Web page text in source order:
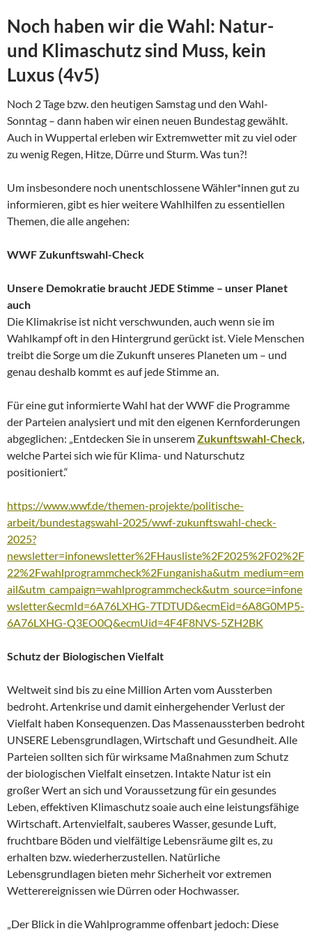
Noch haben wir die Wahl: Natur-
und Klimaschutz sind Muss, kein
Luxus (4v5)
Noch 2 Tage bzw. den heutigen Samstag und den Wahl-
Sonntag – dann haben wir einen neuen Bundestag gewählt.
Auch in Wuppertal erleben wir Extremwetter mit zu viel oder
zu wenig Regen, Hitze, Dürre und Sturm. Was tun?!
Um insbesondere noch unentschlossene Wähler*innen gut zu
informieren, gibt es hier weitere Wahlhilfen zu essentiellen
Themen, die alle angehen:
WWF Zukunftswahl-Check
Unsere Demokratie braucht JEDE Stimme – unser Planet
auch
Die Klimakrise ist nicht verschwunden, auch wenn sie im
Wahlkampf oft in den Hintergrund gerückt ist. Viele Menschen
treibt die Sorge um die Zukunft unseres Planeten um – und
genau deshalb kommt es auf jede Stimme an.
Für eine gut informierte Wahl hat der WWF die Programme
der Parteien analysiert und mit den eigenen Kernforderungen
abgeglichen: „Entdecken Sie in unseremZukunftswahl-Check,
welche Partei sich wie für Klima- und Naturschutz
positioniert.“
https://www.wwf.de/themen-projekte/politische-
arbeit/bundestagswahl-2025/wwf-zukunftswahl-check-
2025?
newsletter=infonewsletter%2FHausliste%2F2025%2F02%2F
22%2Fwahlprogrammcheck%2Funganisha&utm_medium=em
ail&utm_campaign=wahlprogrammcheck&utm_source=infone
wsletter&ecmId=6A76LXHG-7TDTUD&ecmEid=6A8G0MP5-
6A76LXHG-Q3EO0Q&ecmUid=4F4F8NVS-5ZH2BK
Schutz der Biologischen Vielfalt
Weltweit sind bis zu eine Million Arten vom Aussterben
bedroht. Artenkrise und damit einhergehender Verlust der
Vielfalt haben Konsequenzen. Das Massenaussterben bedroht
UNSERE Lebensgrundlagen, Wirtschaft und Gesundheit. Alle
Parteien sollten sich für wirksame Maßnahmen zum Schutz
der biologischen Vielfalt einsetzen. Intakte Natur ist ein
großer Wert an sich und Voraussetzung für ein gesundes
Leben, effektiven Klimaschutz soaie auch eine leistungsfähige
Wirtschaft. Artenvielfalt, sauberes Wasser, gesunde Luft,
fruchtbare Böden und vielfältige Lebensräume gilt es, zu
erhalten bzw. wiederherzustellen. Natürliche
Lebensgrundlagen bieten mehr Sicherheit vor extremen
Wetterereignissen wie Dürren oder Hochwasser.
„Der Blick in die Wahlprogramme offenbart jedoch: Diese